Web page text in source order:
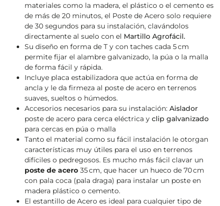
materiales como la madera, el plástico o el cemento es
de más de 20 minutos, el Poste de Acero solo requiere
de 30 segundos para su instalación, clavándolos
directamente al suelo con el Martillo Agrofácil.
Su diseño en forma de T y con taches cada 5 cm
permite fijar el alambre galvanizado, la púa o la malla
de forma fácil y rápida.
Incluye placa estabilizadora que actúa en forma de
ancla y le da firmeza al poste de acero en terrenos
suaves, sueltos o húmedos.
Accesorios necesarios para su instalación: Aislador
poste de acero para cerca eléctrica y clip galvanizado
para cercas en púa o malla
Tanto el material como su fácil instalación le otorgan
características muy útiles para el uso en terrenos
difíciles o pedregosos. Es mucho más fácil clavar un
poste de acero 35 cm, que hacer un hueco de 70 cm
con pala coca (pala draga) para instalar un poste en
madera plástico o cemento.
El estantillo de Acero es ideal para cualquier tipo de